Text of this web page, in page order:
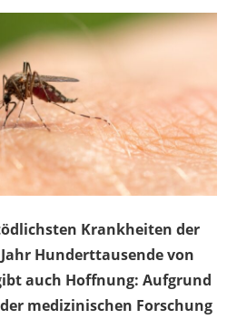
Krankheiten der
Hunderttausende von
auch Hoffnung: Aufgrund
medizinischen Forschung